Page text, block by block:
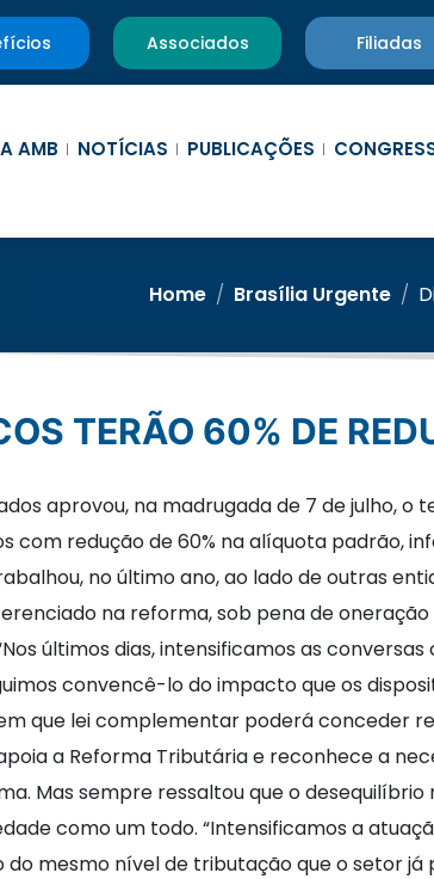
Associados Filiadas
A AMB NOTÍCIAS PUBLICAÇÕES
Home / Brasília Urgente /
TERÃO 60% DE
aprovou, na madrugada de 7 de julho, o
com redução de 60% na alíquota padrão,
no último ano, ao lado de outras
na reforma, sob pena de
últimos dias, intensificamos as
convencê-lo do impacto que os
que lei complementar poderá conceder
a Reforma Tributária e reconhece a
Mas sempre ressaltou que o
como um todo. “Intensificamos a
mesmo nível de tributação que o setor já